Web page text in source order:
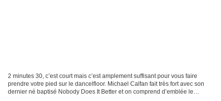
2 minutes 30, c’est court mais c’est amplement suffisant pour vous faire
prendre votre pied sur le dancelfloor. Michael Calfan fait très fort avec son
dernier né baptisé Nobody Does It Better et on comprend d’emblée le